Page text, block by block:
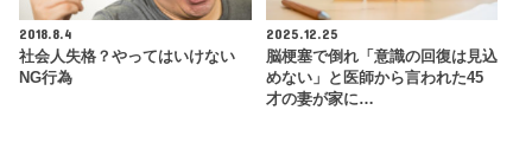
2018.8.4
社会人失格？やってはいけない
NG行為
2025.12.25
脳梗塞で倒れ「意識の回復は見込
めない」と医師から言われた45
才の妻が家に…